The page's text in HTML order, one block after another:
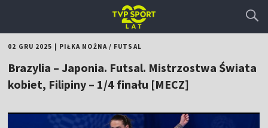
02 GRU 2025 PIŁKA NOŻNA/ FUTSAL
Brazylia – Japonia. Futsal. Mistrzostwa Świata
kobiet, Filipiny – 1/4 finału [MECZ]